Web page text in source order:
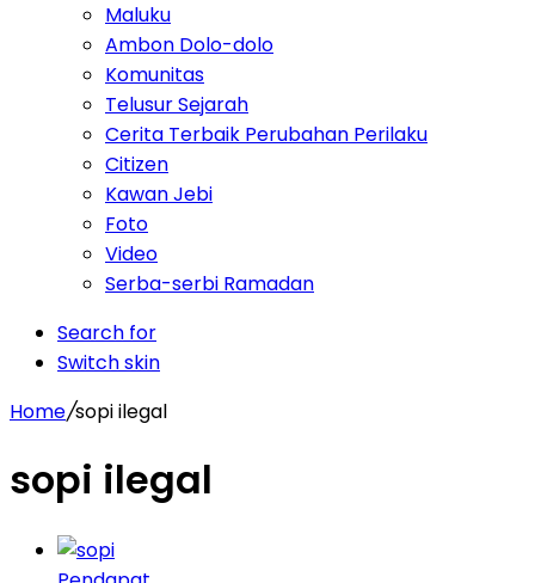
Maluku
Ambon Dolo-dolo
Komunitas
Telusur Sejarah
Cerita Terbaik Perubahan Perilaku
Citizen
Kawan Jebi
Foto
Video
Serba-serbi Ramadan
Search for
Switch skin
Home/sopi ilegal
sopi ilegal